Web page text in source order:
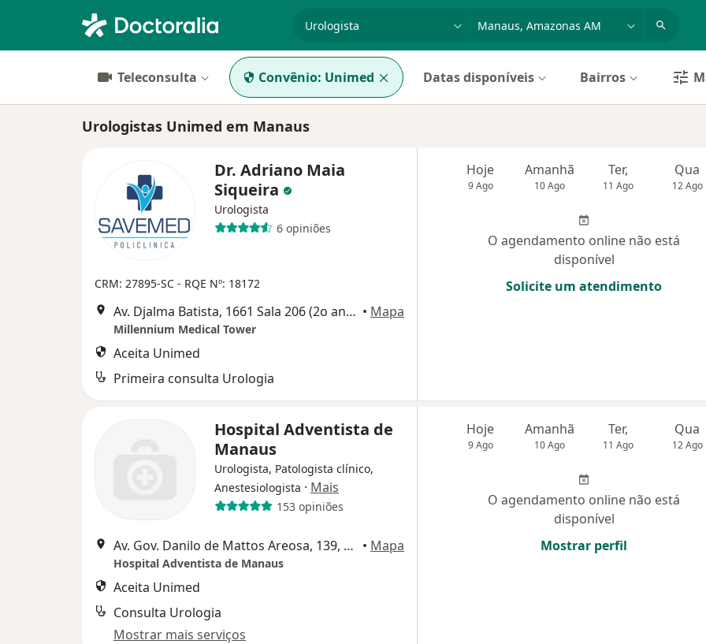
Teleconsulta Convênio: Unimed Datas disponíveis Bairros
Urologistas Unimed em Manaus
Dr. Adriano Maia
Siqueira
Urologista
6 opiniões
CRM: 27895-SC - RQE Nº: 18172
Av. Djalma Batista, 1661 Sala 206 (2o andar), Manaus • Mapa
Millennium Medical Tower
Aceita Unimed
Primeira consulta Urologia
Hoje
9 Ago
Amanhã
10 Ago
Ter,
11 Ago
Qua
12 Ago
O agendamento online não está
disponível
Solicite um atendimento
Hospital Adventista de
Manaus
Urologista, Patologista clínico,
Anestesiologista · Mais
153 opiniões
Av. Gov. Danilo de Mattos Areosa, 139, Manaus • Mapa
Hospital Adventista de Manaus
Aceita Unimed
Consulta Urologia
Mostrar mais serviços
Hoje
9 Ago
Amanhã
10 Ago
Ter,
11 Ago
Qua
12 Ago
O agendamento online não está
disponível
Mostrar perfil